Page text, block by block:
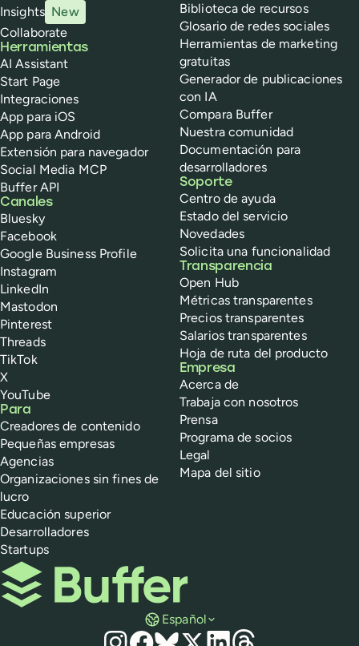
Insights New
Collaborate
Herramientas
AI Assistant
Start Page
Integraciones
App para iOS
App para Android
Extensión para navegador
Social Media MCP
Buffer API
Canales
Bluesky
Facebook
Google Business Profile
Instagram
LinkedIn
Mastodon
Pinterest
Threads
TikTok
X
YouTube
Para
Creadores de contenido
Pequeñas empresas
Agencias
Organizaciones sin fines de
lucro
Educación superior
Desarrolladores
Startups
Biblioteca de recursos
Glosario de redes sociales
Herramientas de marketing
gratuitas
Generador de publicaciones
con IA
Compara Buffer
Nuestra comunidad
Documentación para
desarrolladores
Soporte
Centro de ayuda
Estado del servicio
Novedades
Solicita una funcionalidad
Transparencia
Open Hub
Métricas transparentes
Precios transparentes
Salarios transparentes
Hoja de ruta del producto
Empresa
Acerca de
Trabaja con nosotros
Prensa
Programa de socios
Legal
Mapa del sitio
Buffer
Español
Redes sociales
Instagram
Facebook
Bluesky
X LinkedIn
Threads